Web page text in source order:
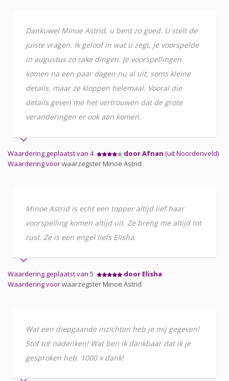
Dankuwel Minoe Astrid, u bent zo goed. U stelt de
juiste vragen. Ik geloof in wat u zegt, je voorspelde
in augustus zo rake dingen. Je voorspellingen
komen na een paar dagen nu al uit, soms kleine
details, maar ze kloppen helemaal. Vooral die
details geven me het vertrouwen dat de grote
veranderingen er ook aan komen.
Waardering geplaatst van 4 door Afnan (uit Noordenveld)
Waardering voorwaarzegster Minoe Astrid
Minoe Astrid is echt een topper altijd lief haar
voorspelling komen altijd uit. Ze breng me altijd tot
rust. Ze is een engel liefs Elisha.
Waardering geplaatst van 5
door Elisha
Waardering voorwaarzegster Minoe Astrid
Wat een diepgaande inzichten heb je mij gegeven!
Stof tot nadenken! Wat ben ik dankbaar dat ik je
gesproken heb. 1000 x dank!